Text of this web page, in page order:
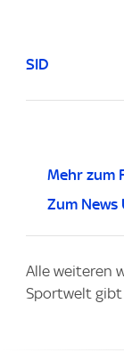
SID
Mehr zum
Zum News
Alle weiteren
Sportwelt gibt